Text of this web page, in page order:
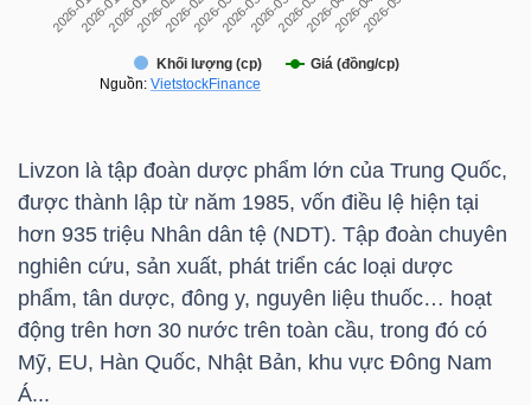
Livzon là tập đoàn dược phẩm lớn của Trung Quốc,
được thành lập từ năm 1985, vốn điều lệ hiện tại
hơn 935 triệu Nhân dân tệ (NDT). Tập đoàn chuyên
nghiên cứu, sản xuất, phát triển các loại dược
phẩm, tân dược, đông y, nguyên liệu thuốc… hoạt
động trên hơn 30 nước trên toàn cầu, trong đó có
Mỹ, EU, Hàn Quốc, Nhật Bản, khu vực Đông Nam
Á...
VIETSTOCKFINANCE
VĨ
MÔ
NGÀNH